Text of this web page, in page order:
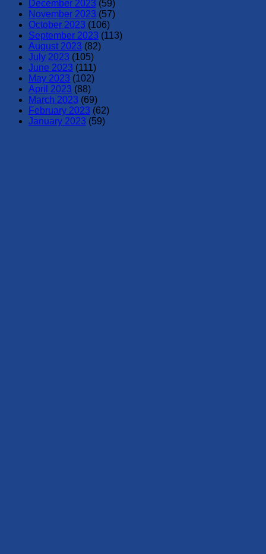
December 2023 (59)
November 2023 (57)
October 2023 (106)
September 2023 (113)
August 2023 (82)
July 2023 (105)
June 2023 (111)
May 2023 (102)
April 2023 (88)
March 2023 (69)
February 2023 (62)
January 2023 (59)